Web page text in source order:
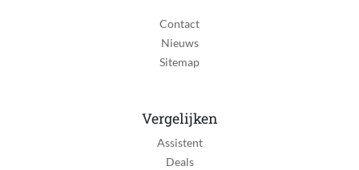
Contact
Nieuws
Sitemap
Vergelijken
Assistent
Deals